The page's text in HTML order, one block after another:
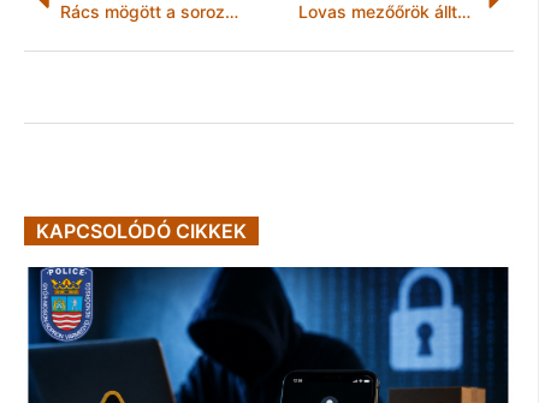
Rács mögött a sorozat-betörők Lovas mezőőrök álltak szolgálatba Miskolcon
KAPCSOLÓDÓ CIKKEK